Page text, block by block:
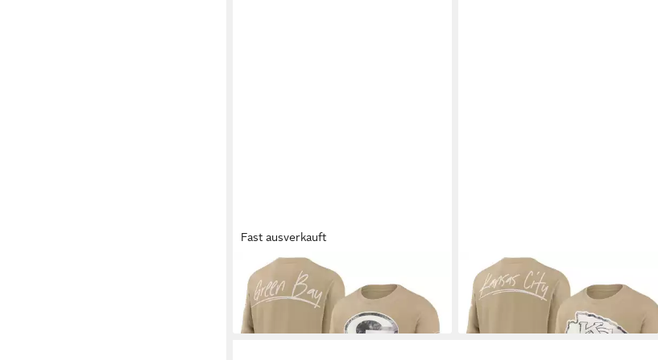
Fast ausverkauft
NIKE
T-Shirt Nike T-Shirt Green Bay
Packers Nike Long Sleeve Max 90
60,00 €
NIKE
T-Shirt Nike T-Shirt Kansas City
Chiefs Nike Long Sleeve Max 90
60,00 €